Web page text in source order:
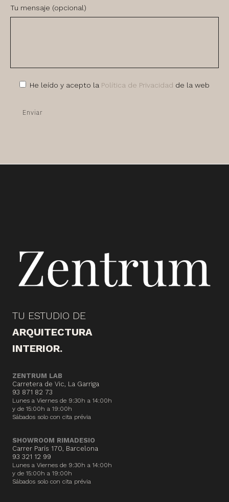
Tu mensaje (opcional)
He leído y acepto la Política de Privacidad de la web
TU ESTUDIO DE
ARQUITECTURA
INTERIOR.
ZENTRUM LAB
Carretera de Vic, La Garriga
93 871 82 73
Lunes a Viernes de 9:30h a 14:00h
y de 15:00h a 19:00h
Sábados solo con cita prévia
SHOWROOM RIMADESIO
Carrer París 170, Barcelona
93 321 12 99
Lunes a Viernes de 9:30h a 14:00h
y de 15:00h a 19:00h
Sábados solo con cita prévia